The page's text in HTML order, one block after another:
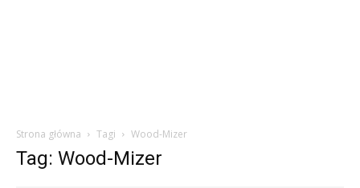
Strona główna Tagi Wood-Mizer
Tag: Wood-Mizer